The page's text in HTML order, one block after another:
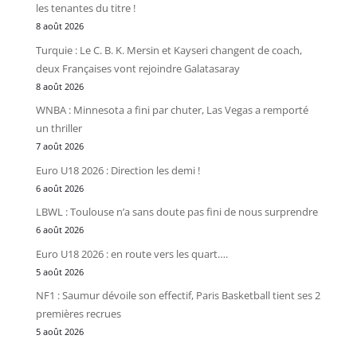
les tenantes du titre !
8 août 2026
Turquie : Le C. B. K. Mersin et Kayseri changent de coach,
deux Françaises vont rejoindre Galatasaray
8 août 2026
WNBA : Minnesota a fini par chuter, Las Vegas a remporté
un thriller
7 août 2026
Euro U18 2026 : Direction les demi !
6 août 2026
LBWL : Toulouse n’a sans doute pas fini de nous surprendre
6 août 2026
Euro U18 2026 : en route vers les quart….
5 août 2026
NF1 : Saumur dévoile son effectif, Paris Basketball tient ses 2
premières recrues
5 août 2026